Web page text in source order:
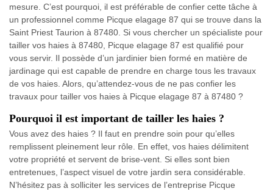
mesure. C’est pourquoi, il est préférable de confier cette tâche à
un professionnel comme Picque elagage 87 qui se trouve dans la
Saint Priest Taurion à 87480. Si vous chercher un spécialiste pour
tailler vos haies à 87480, Picque elagage 87 est qualifié pour
vous servir. Il possède d’un jardinier bien formé en matière de
jardinage qui est capable de prendre en charge tous les travaux
de vos haies. Alors, qu’attendez-vous de ne pas confier les
travaux pour tailler vos haies à Picque elagage 87 à 87480 ?
Pourquoi il est important de tailler les haies ?
Vous avez des haies ? Il faut en prendre soin pour qu’elles
remplissent pleinement leur rôle. En effet, vos haies délimitent
votre propriété et servent de brise-vent. Si elles sont bien
entretenues, l’aspect visuel de votre jardin sera considérable.
N’hésitez pas à solliciter les services de l’entreprise Picque